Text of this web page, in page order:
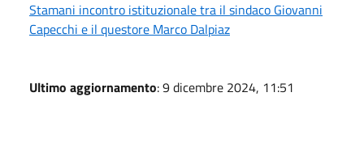
Stamani incontro istituzionale tra il sindaco Giovanni
Capecchi e il questore Marco Dalpiaz
Ultimo aggiornamento: 9 dicembre 2024, 11:51